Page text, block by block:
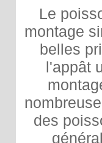
Le
montage
belles
l'appât
des